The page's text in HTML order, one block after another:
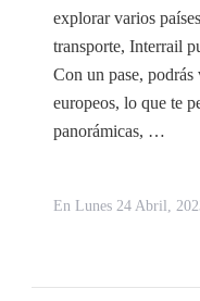
explorar varios
transporte, Interrail
Con un pase,
europeos, lo que te
panorámicas, …
En Lunes 24 Abril,